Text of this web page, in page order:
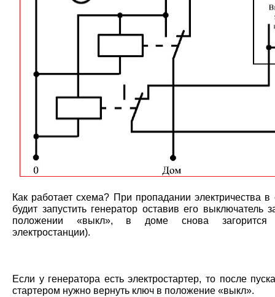
Как работает схема? При пропадании электричества в
будит запустить генератор оставив его выключатель
положении «выкл», в доме снова
электростанции).
Если у генератора есть электростартер, то после
стартером нужно вернуть ключ в положение «выкл».